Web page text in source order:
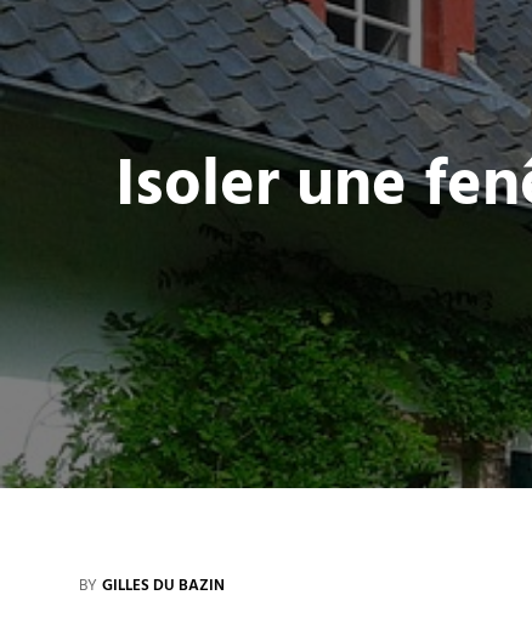
Isoler une
BY GILLES DU BAZIN